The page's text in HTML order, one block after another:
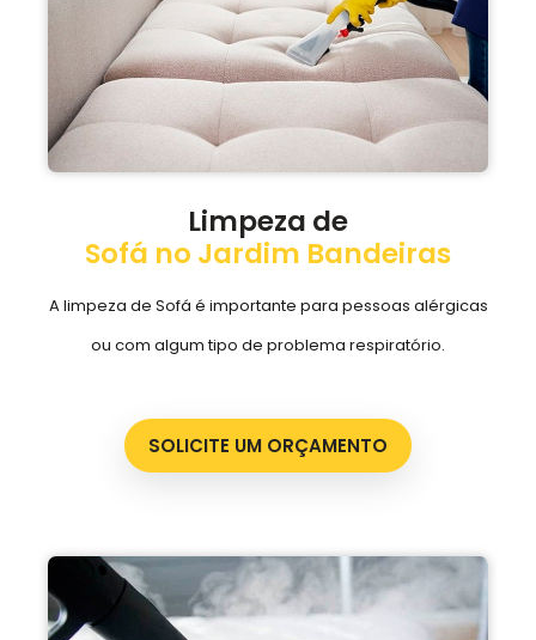
Limpeza de
Sofá no Jardim Bandeiras
A limpeza de Sofá é importante para pessoas alérgicas
ou com algum tipo de problema respiratório.
SOLICITE UM ORÇAMENTO